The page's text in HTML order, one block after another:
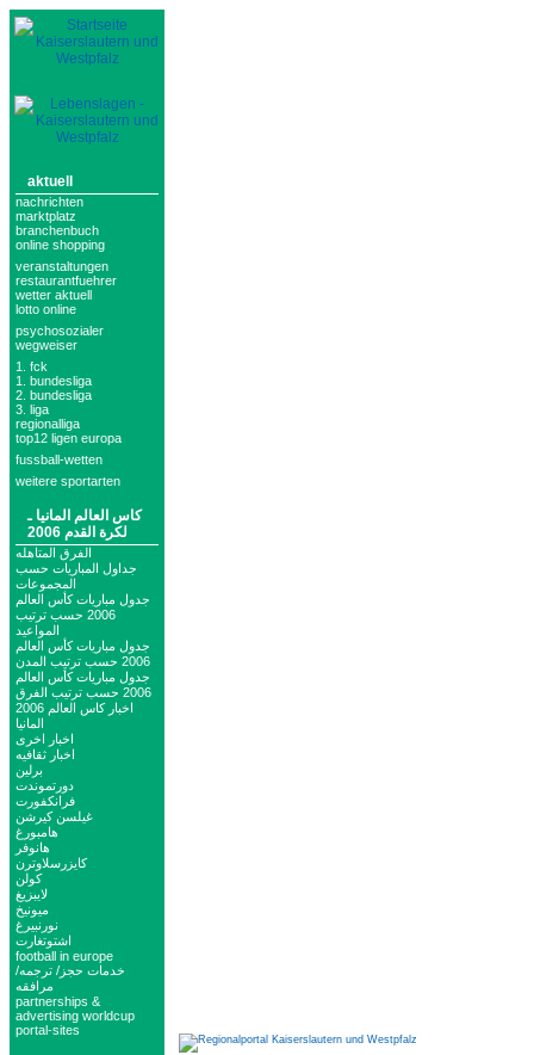
aktuell
nachrichten
marktplatz
branchenbuch
online shopping
veranstaltungen
restaurantfuehrer
wetter aktuell
lotto online
psychosozialer
wegweiser
1. fck
1. bundesliga
2. bundesliga
3. liga
regionalliga
top12 ligen europa
fussball-wetten
weitere sportarten
كاس العالم المانيا ـ
لكرة القدم 2006
الفرق المتاهله
جداول المباريات حسب
المجموعات
جدول مباريات كأس العالم
2006 حسب ترتيب
المواعيد
جدول مباريات كأس العالم
2006 حسب ترتيب المدن
جدول مباريات كأس العالم
2006 حسب ترتيب الفرق
اخبار كاس العالم 2006
المانيا
اخبار اخرى
اخبار ثقافيه
برلين
دورتموندت
فرانكفورت
غيلسن كيرشن
هامبورغ
هانوفر
كايزرسلاوترن
كولن
لايبزيغ
ميونيخ
نورنبيرغ
اشتوتغارت
football in europe
خدمات حجز/ ترجمه/
مرافقه
partnerships &
advertising worldcup
portal-sites